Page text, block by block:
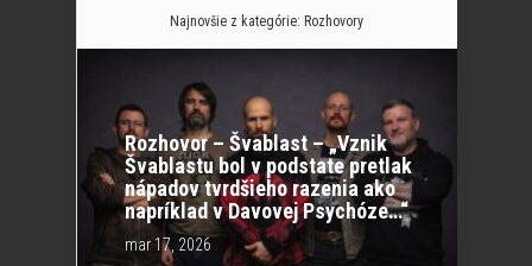
Najnovšie z kategórie: Rozhovory
Rozhovor – Švablast – „Vznik
Švablastu bol v podstate pretlak
nápadov tvrdšieho razenia ako
napríklad v Davovej Psychóze…“
mar 17, 2026